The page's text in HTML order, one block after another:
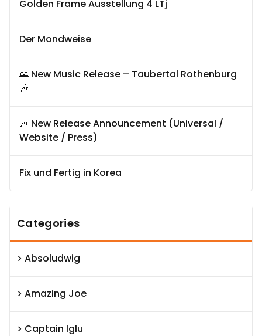
Golden Frame Ausstellung 4 LTj
Der Mondweise
🌄 New Music Release – Taubertal Rothenburg
🎶
🎶 New Release Announcement (Universal /
Website / Press)
Fix und Fertig in Korea
Categories
Absoludwig
Amazing Joe
Captain Iglu